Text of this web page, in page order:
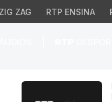
ZAG RTP ENSINA